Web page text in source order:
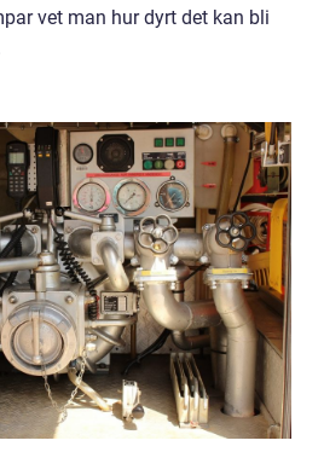
vet man hur dyrt det kan bli